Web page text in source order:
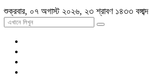
শুক্রবার, ০৭ অগাস্ট ২০২৬, ২৩ শ্রাবণ ১৪৩৩ বঙ্গাব্দ